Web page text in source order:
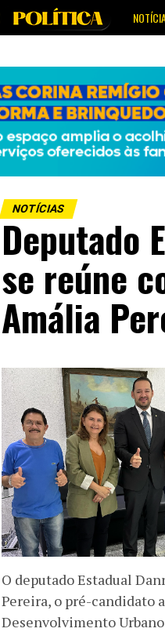
NOTÍCIAS
Deputado
se reúne
Amália
O deputado Estadual
Pereira, o pré-candidato
Desenvolvimento